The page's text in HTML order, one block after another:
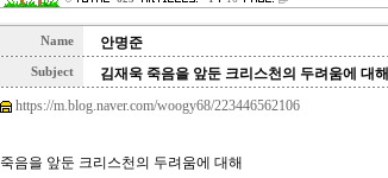
Name 안명준
Subject
김재욱 죽음을 앞둔 크리스천의 두려움에 대해
https://m.blog.naver.com/woogy68/223446562106
죽음을 앞둔 크리스천의 두려움에 대해